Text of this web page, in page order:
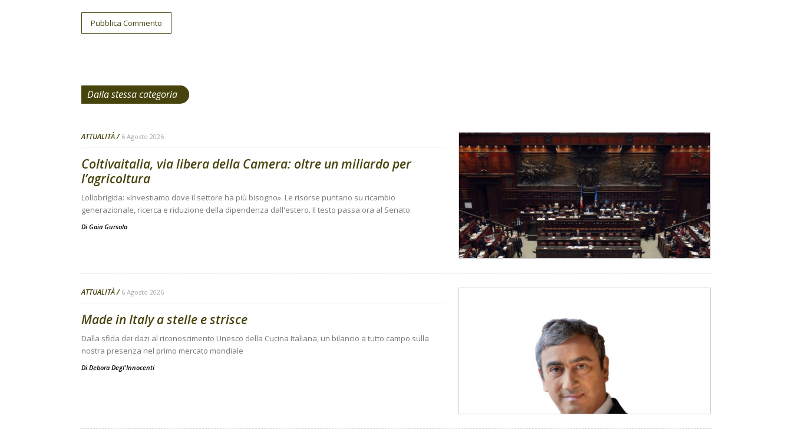
Dalla stessa categoria
ATTUALITÀ 6 Agosto 2026
Coltivaitalia, via libera della Camera: oltre un miliardo per
l’agricoltura
Lollobrigida: «Investiamo dove il settore ha più bisogno». Le risorse puntano su ricambio
generazionale, ricerca e riduzione della dipendenza dall'estero. Il testo passa ora al Senato
Di Gaia Gursola
ATTUALITÀ 6 Agosto 2026
Made in Italy a stelle e strisce
Dalla sfida dei dazi al riconoscimento Unesco della Cucina Italiana, un bilancio a tutto campo sulla
nostra presenza nel primo mercato mondiale
Di Debora Degl'Innocenti